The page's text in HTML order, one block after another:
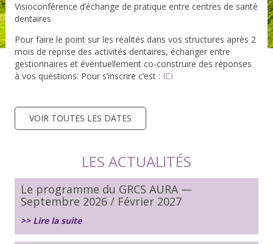
Visioconférence d’échange de pratique entre centres de santé
dentaires
Pour faire le point sur les réalités dans vos structures après 2
mois de reprise des activités dentaires, échanger entre
gestionnaires et éventuellement co-construire des réponses
à vos questions. Pour s’inscrire c’est : ICI
VOIR TOUTES LES DATES
LES ACTUALITÉS
Le programme du GRCS AURA —
Septembre 2026 / Février 2027
>> Lire la suite